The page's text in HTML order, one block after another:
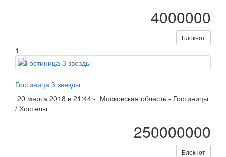
4000000
Блокнот
1
Гостиница 3 звезды
20 марта 2018 в 21:44 - Московская область - Гостиницы
/ Хостелы
250000000
Блокнот